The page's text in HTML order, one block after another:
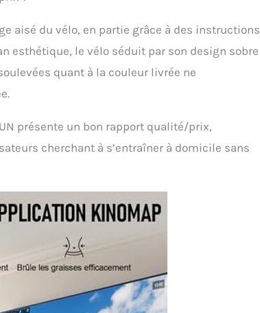
professionnel avec réponse dans les 18 heures.
et à notre dévouement, nous dépassons vos
aisé du vélo, en partie grâce à des instructions
esthétique, le vélo séduit par son design sobre
quant à la couleur livrée ne
présente un bon rapport qualité/prix,
cherchant à s’entraîner à domicile sans